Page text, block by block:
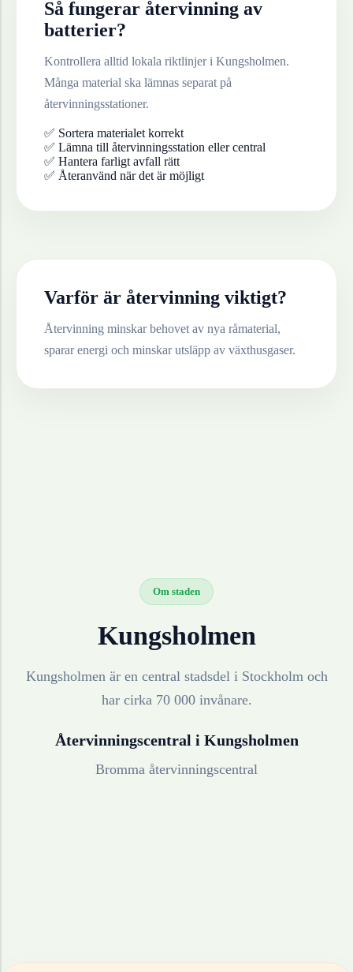
Så fungerar återvinning av
batterier?
Kontrollera alltid lokala riktlinjer i Kungsholmen.
Många material ska lämnas separat på
återvinningsstationer.
✅ Sortera materialet korrekt
✅ Lämna till återvinningsstation eller central
✅ Hantera farligt avfall rätt
✅ Återanvänd när det är möjligt
Varför är återvinning viktigt?
Återvinning minskar behovet av nya råmaterial,
sparar energi och minskar utsläpp av växthusgaser.
Om staden
Kungsholmen
Kungsholmen är en central stadsdel i Stockholm och
har cirka 70 000 invånare.
Återvinningscentral i Kungsholmen
Bromma återvinningscentral